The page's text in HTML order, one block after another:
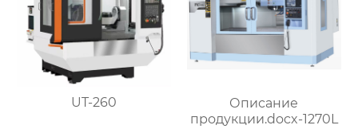
UT-260
Описание
продукции.docx-1270L